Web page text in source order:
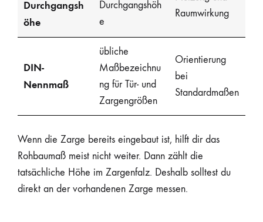
Durchgangsh
öhe
Durchgangshöh
e
Raumwirkung
DIN-
Nennmaß
übliche
Maßbezeichnu
ng für Tür- und
Zargengrößen
Orientierung
bei
Standardmaßen
Wenn die Zarge bereits eingebaut ist, hilft dir das
Rohbaumaß meist nicht weiter. Dann zählt die
tatsächliche Höhe im Zargenfalz. Deshalb solltest du
direkt an der vorhandenen Zarge messen.